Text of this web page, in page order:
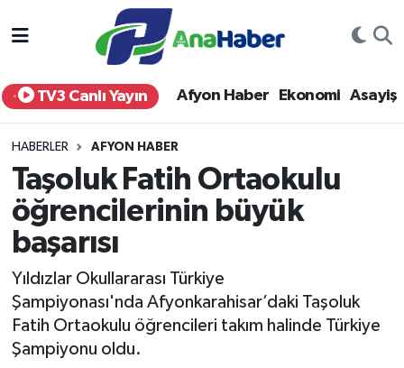
TV3 Canlı Yayın Afyon Haber Ekonomi Asayiş
HABERLER AFYON HABER
Taşoluk Fatih Ortaokulu
öğrencilerinin büyük
başarısı
Yıldızlar Okullararası Türkiye
Şampiyonası'nda Afyonkarahisar’daki Taşoluk
Fatih Ortaokulu öğrencileri takım halinde Türkiye
Şampiyonu oldu.
Yurt Haber
Afyon Haber
Siyaset
Spor
Eğitim
Sağlık
Afyonkarahisar Nöbetçi Eczaneler
Afyonkarahisar Hava Durumu
Afyonkarahisar Trafik Yoğunluk Haritası
Süper Lig Puan Durumu ve Fikstür
Tüm Manşetler
Son Dakika Haberleri